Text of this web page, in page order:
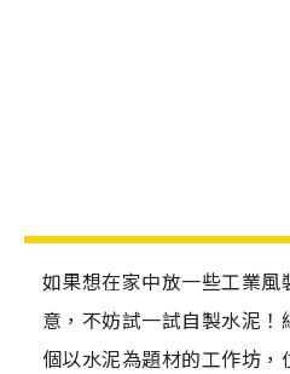
如果想在家中放一些工業風
意，不妨試一試自製水泥！
個以水泥為題材的工作坊，